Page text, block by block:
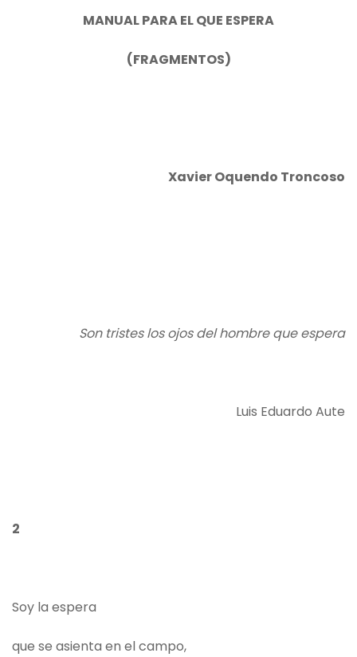
MANUAL PARA EL QUE ESPERA
(FRAGMENTOS)
Xavier Oquendo Troncoso
Son tristes los ojos del hombre que espera
Luis Eduardo Aute
2
Soy la espera
que se asienta en el campo,